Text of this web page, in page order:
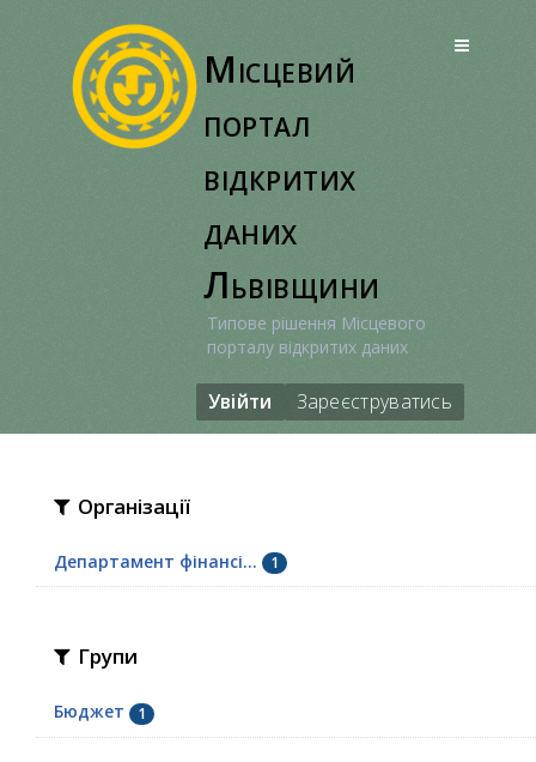
Місцевий
портал
відкритих
даних
Львівщини
Типове рішення Місцевого
порталу відкритих даних
Увійти Зареєструватись
Організації
Департамент фінансі... 1
Групи
Бюджет 1